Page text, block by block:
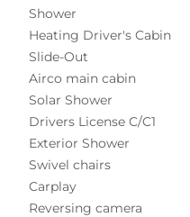
Shower
Heating Driver's Cabin
Slide-Out
Airco main cabin
Solar Shower
Drivers License C/C1
Exterior Shower
Swivel chairs
Carplay
Reversing camera